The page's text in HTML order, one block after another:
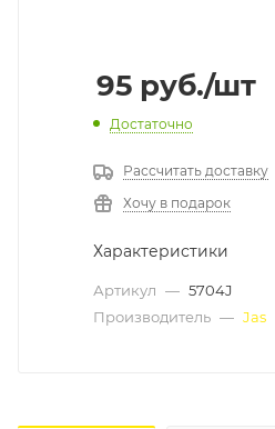
95 руб./шт
Достаточно
Рассчитать доставку
Хочу в подарок
Характеристики
Артикул — 5704J
Производитель — Jas